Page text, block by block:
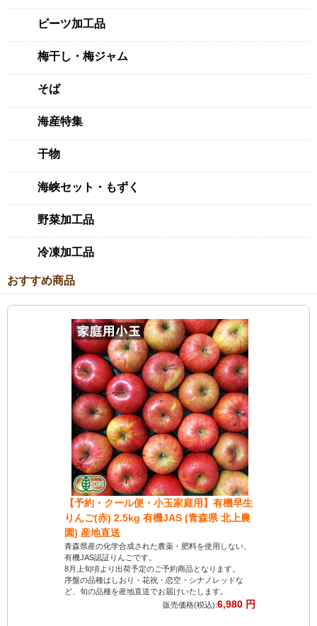
ビーツ加工品
梅干し・梅ジャム
そば
海産特集
干物
海峡セット・もずく
野菜加工品
冷凍加工品
おすすめ商品
【予約・クール便・小玉家庭用】有機早生
りんご(赤) 2.5kg 有機JAS (青森県 北上農
園) 産地直送
青森県産の化学合成された農薬・肥料を使用しない、
有機JAS認証りんごです。
8月上旬頃より出荷予定のご予約商品となります。
序盤の品種はしおり・花祝・恋空・シナノレッドな
ど、旬の品種を産地直送でお届けいたします。
販売価格(税込):6,980 円